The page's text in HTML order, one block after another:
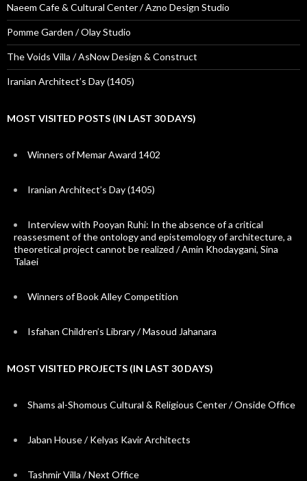
Naeem Cafe & Cultural Center / Azno Design Studio
Pomme Garden / Olay Studio
The Voids Villa / AsNow Design & Construct
Iranian Architect’s Day (1405)
MOST VISITED POSTS (IN LAST 30 DAYS)
Winners of Memar Award 1402
Iranian Architect’s Day (1405)
Interview with Pooyan Ruhi: In the absence of a critical
reassesment of the ontology and epistemology of architecture, a
theoretical project cannot be realized / Amin Khodaygani, Sina
Talaei
Winners of Book Alley Competition
Isfahan Children’s Library / Masoud Jahanara
MOST VISITED PROJECTS (IN LAST 30 DAYS)
Shams al-Shomous Cultural & Religious Center / Onside Office
Jaban House / Kelyas Kavir Architects
Tashmir Villa / Next Office